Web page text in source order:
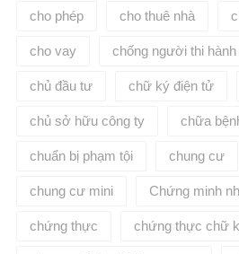
cho phép cho thuê nhà
cho vay chống người thi
chủ đầu tư chữ ký điện tử
chủ sở hữu công ty chữa
chuẩn bị phạm tội chung cư
chung cư mini Chứng minh
chứng thực chứng thực chữ